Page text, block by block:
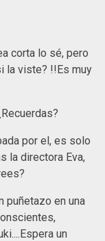
corta lo sé, pero
la viste? !!Es muy
por el, es solo
la directora Eva,
puñetazo en una
un